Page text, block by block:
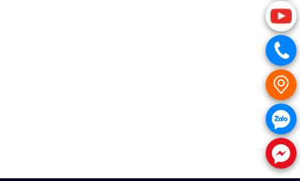
.
.
.
.
.